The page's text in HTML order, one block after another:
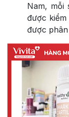
Nam, mỗi
được
được